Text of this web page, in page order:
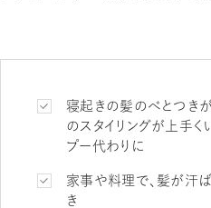
寝起きの髪のべとつき
のスタイリングが上手く
プー代わりに
家事や料理で、髪が汗
き